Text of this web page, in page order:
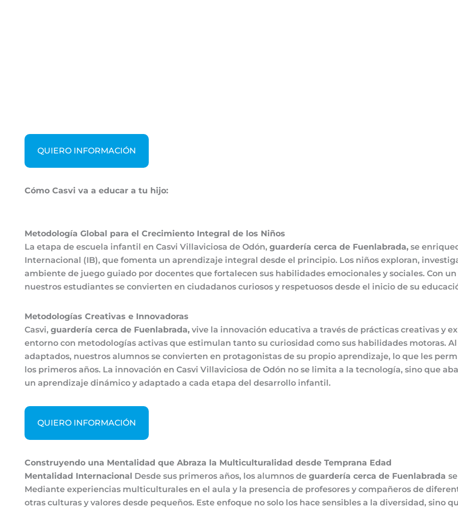
QUIERO INFORMACIÓN
Cómo Casvi va a educar a tu hijo:
Metodología Global para el Crecimiento Integral de los Niños
La etapa de escuela infantil en Casvi Villaviciosa de Odón, guardería cerca de Fuenlabrada, se
Internacional (IB), que fomenta un aprendizaje integral desde el principio. Los niños exploran,
ambiente de juego guiado por docentes que fortalecen sus habilidades emocionales y sociales. Con
nuestros estudiantes se convierten en ciudadanos curiosos y respetuosos desde el inicio de su
Metodologías Creativas e Innovadoras
Casvi, guardería cerca de Fuenlabrada, vive la innovación educativa a través de prácticas creativas y
entorno con metodologías activas que estimulan tanto su curiosidad como sus habilidades motoras.
adaptados, nuestros alumnos se convierten en protagonistas de su propio aprendizaje, lo que les
los primeros años. La innovación en Casvi Villaviciosa de Odón no se limita a la tecnología, sino que
un aprendizaje dinámico y adaptado a cada etapa del desarrollo infantil.
QUIERO INFORMACIÓN
Construyendo una Mentalidad que Abraza la Multiculturalidad desde Temprana Edad
Mentalidad Internacional Desde sus primeros años, los alumnos de guardería cerca de Fuenlabrada
Mediante experiencias multiculturales en el aula y la presencia de profesores y compañeros de
otras culturas y valores desde pequeños. Este enfoque no solo los hace sensibles a la diversidad, sino